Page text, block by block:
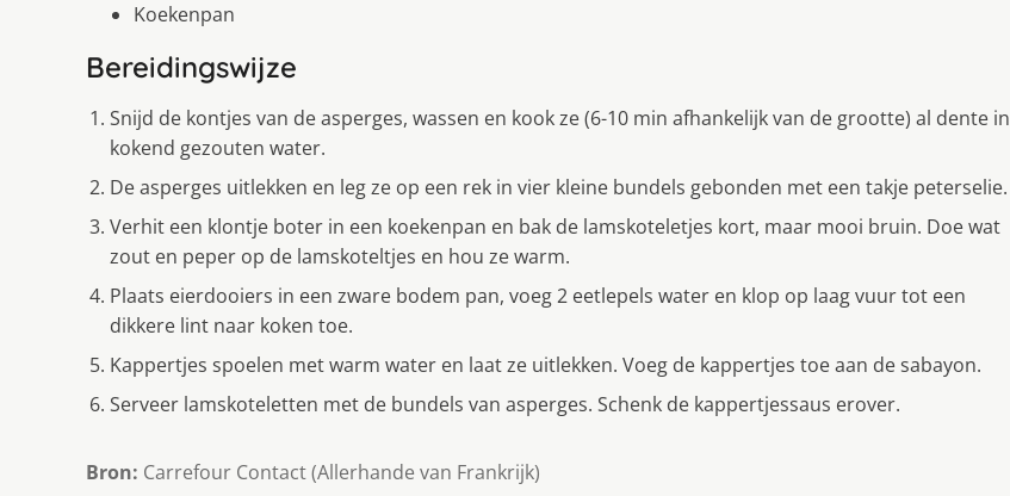
Koekenpan
Bereidingswijze
Snijd de kontjes van de asperges, wassen en kook ze (6-10 min afhankelijk van de grootte) al dente in
kokend gezouten water.
De asperges uitlekken en leg ze op een rek in vier kleine bundels gebonden met een takje peterselie.
Verhit een klontje boter in een koekenpan en bak de lamskoteletjes kort, maar mooi bruin. Doe wat
zout en peper op de lamskoteltjes en hou ze warm.
Plaats eierdooiers in een zware bodem pan, voeg 2 eetlepels water en klop op laag vuur tot een
dikkere lint naar koken toe.
Kappertjes spoelen met warm water en laat ze uitlekken. Voeg de kappertjes toe aan de sabayon.
Serveer lamskoteletten met de bundels van asperges. Schenk de kappertjessaus erover.
Bron: Carrefour Contact (Allerhande van Frankrijk)